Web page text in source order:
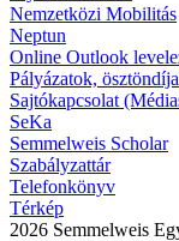
Nemzetközi Mobilitás
Neptun
Online Outlook
Pályázatok,
Sajtókapcsolat
SeKa
Semmelweis Scholar
Szabályzattár
Telefonkönyv
Térkép
2026 Semmelweis